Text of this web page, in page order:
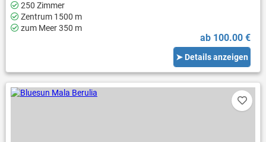
250 Zimmer
Zentrum 1500 m
zum Meer 350 m
ab 100.00 €
➤ Details anzeigen